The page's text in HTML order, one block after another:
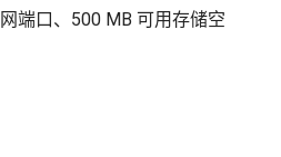
端口、500 MB 可用存储空